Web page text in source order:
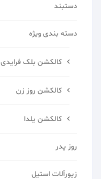
دستبند
دسته بندی ویژه
کالکشن بلک فرایدی
کالکشن روز زن
کالکشن یلدا
روز پدر
زیورآلات استیل